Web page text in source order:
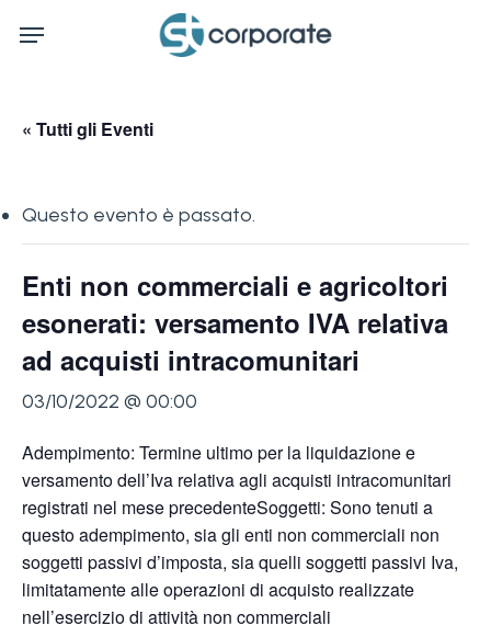
Menu
« Tutti gli Eventi
Questo evento è passato.
Enti non commerciali e agricoltori
esonerati: versamento IVA relativa
ad acquisti intracomunitari
03/10/2022 @ 00:00
Adempimento: Termine ultimo per la liquidazione e
versamento dell’Iva relativa agli acquisti intracomunitari
registrati nel mese precedenteSoggetti: Sono tenuti a
questo adempimento, sia gli enti non commerciali non
soggetti passivi d’imposta, sia quelli soggetti passivi Iva,
limitatamente alle operazioni di acquisto realizzate
nell’esercizio di attività non commerciali